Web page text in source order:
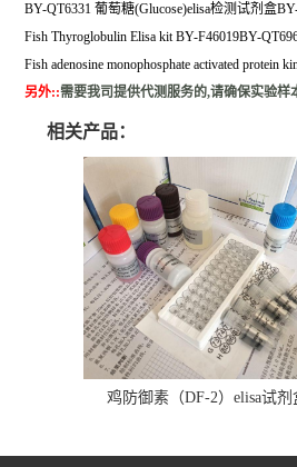
BY-QT6331 葡萄糖(Glucose)elisa检测试剂盒
Fish Thyroglobulin Elisa kit BY-F46019BY-
Fish adenosine monophosphate activated
另外::需要我司提供代测服务的,请确保实验
相关产品：
鸡防御素（DF-2）elisa试剂